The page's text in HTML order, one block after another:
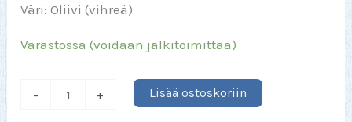
Väri: Oliivi (vihreä)
Varastossa (voidaan jälkitoimittaa)
-
Atlantis
+ Lisää ostoskoriin